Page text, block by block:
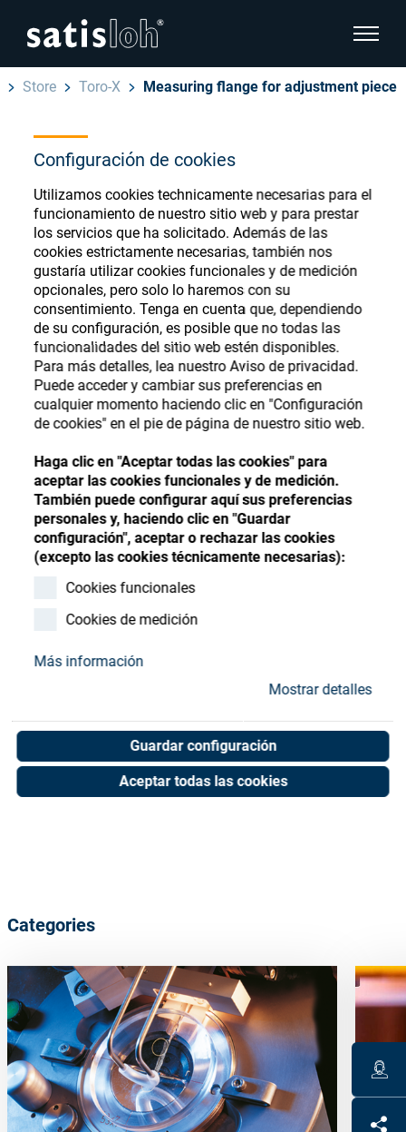
Configuración de cookies
Utilizamos cookies technicamente necesarias para el
funcionamiento de nuestro sitio web y para prestar
los servicios que ha solicitado. Además de las
cookies estrictamente necesarias, también nos
gustaría utilizar cookies funcionales y de medición
opcionales, pero solo lo haremos con su
consentimiento. Tenga en cuenta que, dependiendo
de su configuración, es posible que no todas las
funcionalidades del sitio web estén disponibles.
Para más detalles, lea nuestro Aviso de privacidad.
Puede acceder y cambiar sus preferencias en
cualquier momento haciendo clic en "Configuración
de cookies" en el pie de página de nuestro sitio web.
Haga clic en "Aceptar todas las cookies" para
aceptar las cookies funcionales y de medición.
También puede configurar aquí sus preferencias
personales y, haciendo clic en "Guardar
configuración", aceptar o rechazar las cookies
(excepto las cookies técnicamente necesarias):
Cookies funcionales
Cookies de medición
Más información
Mostrar detalles
Guardar configuración
Aceptar todas las cookies
show
Español
Oftálmica
Óptica de Precisión
Quiénes Somos
Carrera
Recursos
Contacto
Store
hide page navigation
English
Deutsch
汉语
Français
Store Toro-X Measuring flange for adjustment piece
Ophthalmic Consumables
Store
Register or Sign-in to access your accounts
and explore our wide range of ophthalmic
consumables
Register Sign-In
Measuring flange for
adjustment piece
Unit of measure : Piece
Shop now
Categories